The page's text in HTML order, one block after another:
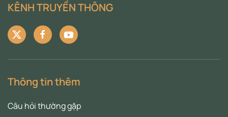
KÊNH TRUYỀN THÔNG
Thông tin thêm
Câu hỏi thường gặp